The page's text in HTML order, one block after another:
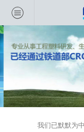
我们已默默为